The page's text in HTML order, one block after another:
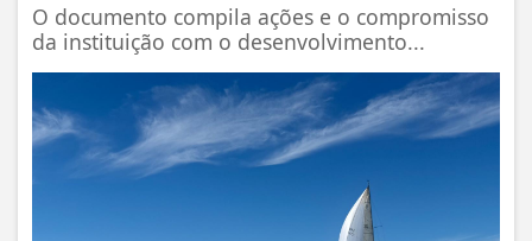
O documento compila ações e o compromisso
da instituição com o desenvolvimento...